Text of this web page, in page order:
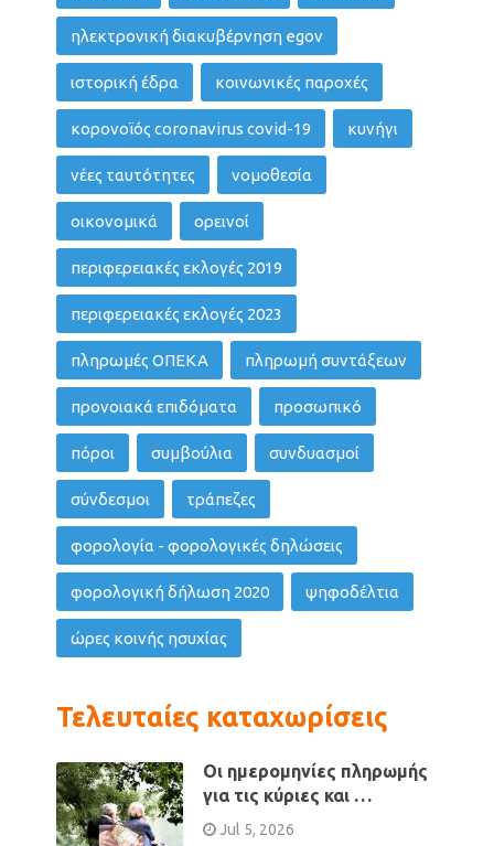
ηλεκτρονική διακυβέρνηση egov
ιστορική έδρα κοινωνικές παροχές
κορονοϊός coronavirus covid-19 κυνήγι
νέες ταυτότητες νομοθεσία
οικονομικά ορεινοί
περιφερειακές εκλογές 2019
περιφερειακές εκλογές 2023
πληρωμές ΟΠΕΚΑ πληρωμή συντάξεων
προνοιακά επιδόματα προσωπικό
πόροι συμβούλια συνδυασμοί
σύνδεσμοι τράπεζες
φορολογία - φορολογικές δηλώσεις
φορολογική δήλωση 2020 ψηφοδέλτια
ώρες κοινής ησυχίας
Τελευταίες καταχωρίσεις
Οι ημερομηνίες πληρωμής
για τις κύριες και …
Jul 5, 2026